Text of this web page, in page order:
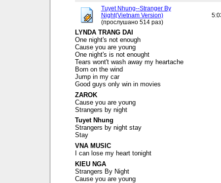
Tuyet Nhung--Stranger By
Night(Vietnam Version)
(прослушано 514 раз)
LYNDA TRANG DAI
One night's not enough
Cause you are young
One night's is not enought
Tears wont't wash away my heartache
Born on the wind
Jump in my car
Good guys only win in movies
ZAROK
Cause you are young
Strangers by night
Tuyet Nhung
Strangers by night stay
Stay
VNA MUSIC
I can lose my heart tonight
KIEU NGA
Strangers By Night
Cause you are young